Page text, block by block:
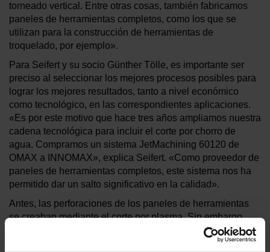
torneado vertical. Entre otras cosas, también fabricamos
paneles de herramientas completos, como los que se
utilizan para la construcción de herramientas de
troquelado, por ejemplo».
Para Seifert y su socio Günther Tölle, es importante ser
preciso al seleccionar los mejores procesos posibles para
lograr los mejores resultados, tanto a nivel económico
como tecnológico, en las correspondientes aplicaciones.
«Es por este motivo que hace tres años ampliamos nuestra
cadena tecnológica para incluir el corte por chorro de
agua. Compramos un sistema JetMachining 60120 de
OMAX a INNOMAX», explica Seifert. «Como proveedor de
paneles de herramientas completos, este sistema nos ha
permitido dar un salto significativo en la calidad».
Antes, las perforaciones de los paneles de herramientas
se creaban mediante el corte por plasma. Sin embargo,
esta tecnología suele ser demasiado imprecisa, sobre todo
para las placas guía, por lo que teníamos que volver a